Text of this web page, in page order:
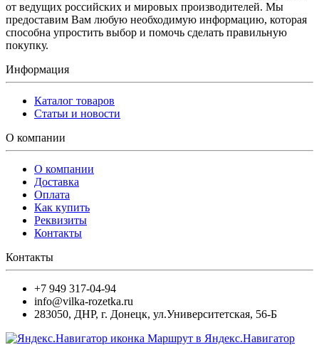
от ведущих российских и мировых производителей. Мы
предоставим Вам любую необходимую информацию, которая
способна упростить выбор и помочь сделать правильную
покупку.
Информация
Каталог товаров
Статьи и новости
О компании
О компании
Доставка
Оплата
Как купить
Реквизиты
Контакты
Контакты
+7 949 317-04-94
info@vilka-rozetka.ru
283050, ДНР, г. Донецк, ул.Университетская, 56-Б
Маршрут в Яндекс.Навигатор